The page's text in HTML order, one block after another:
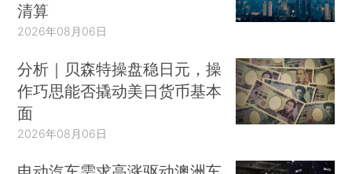
清算
2026年08月06日
分析｜贝森特操盘稳日元，操
作巧思能否撬动美日货币基本
面
2026年08月06日